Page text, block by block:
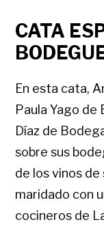
CATA
En esta cata,
Paula Yago de
Díaz de
sobre sus
de los vinos de
maridado con
cocineros de